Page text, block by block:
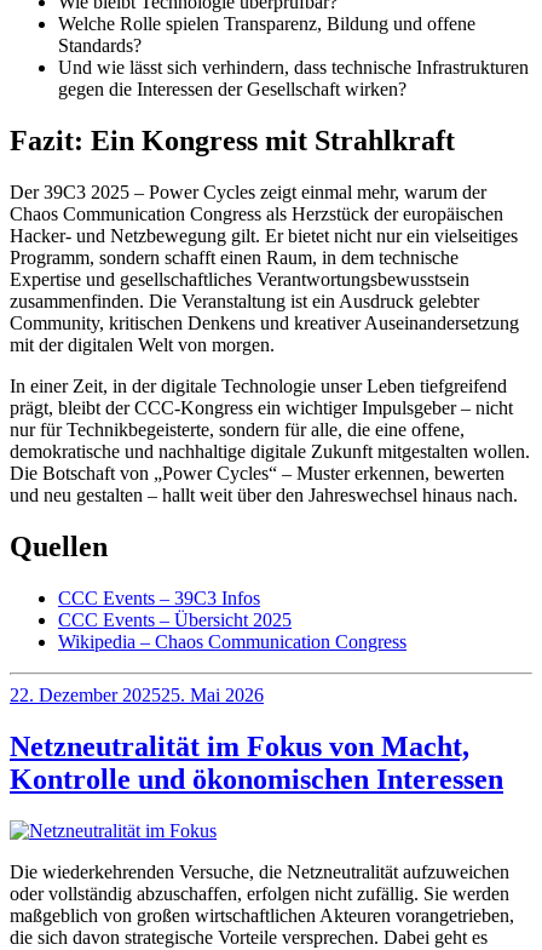
Welche Rolle spielen Transparenz, Bildung und offene
Standards?
Und wie lässt sich verhindern, dass technische Infrastrukturen
gegen die Interessen der Gesellschaft wirken?
Fazit: Ein Kongress mit Strahlkraft
Der 39C3 2025 – Power Cycles zeigt einmal mehr, warum der
Chaos Communication Congress als Herzstück der europäischen
Hacker- und Netzbewegung gilt. Er bietet nicht nur ein vielseitiges
Programm, sondern schafft einen Raum, in dem technische
Expertise und gesellschaftliches Verantwortungsbewusstsein
zusammenfinden. Die Veranstaltung ist ein Ausdruck gelebter
Community, kritischen Denkens und kreativer Auseinandersetzung
mit der digitalen Welt von morgen.
In einer Zeit, in der digitale Technologie unser Leben tiefgreifend
prägt, bleibt der CCC-Kongress ein wichtiger Impulsgeber – nicht
nur für Technikbegeisterte, sondern für alle, die eine offene,
demokratische und nachhaltige digitale Zukunft mitgestalten wollen.
Die Botschaft von „Power Cycles“ – Muster erkennen, bewerten
und neu gestalten – hallt weit über den Jahreswechsel hinaus nach.
Quellen
CCC Events – 39C3 Infos
CCC Events – Übersicht 2025
Wikipedia – Chaos Communication Congress
Veröffentlicht
22. Dezember 202525. Mai 2026
Netzneutralität im Fokus von Macht,
Kontrolle und ökonomischen Interessen
Die wiederkehrenden Versuche, die Netzneutralität aufzuweichen
oder vollständig abzuschaffen, erfolgen nicht zufällig. Sie werden
maßgeblich von großen wirtschaftlichen Akteuren vorangetrieben,
die sich davon strategische Vorteile versprechen. Dabei geht es